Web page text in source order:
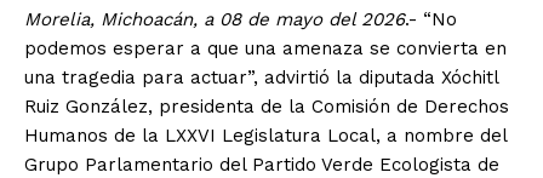
Morelia, Michoacán, a 08 de mayo del 2026.- “No
podemos esperar a que una amenaza se convierta en
una tragedia para actuar”, advirtió la diputada Xóchitl
Ruiz González, presidenta de la Comisión de Derechos
Humanos de la LXXVI Legislatura Local, a nombre del
Grupo Parlamentario del Partido Verde Ecologista de